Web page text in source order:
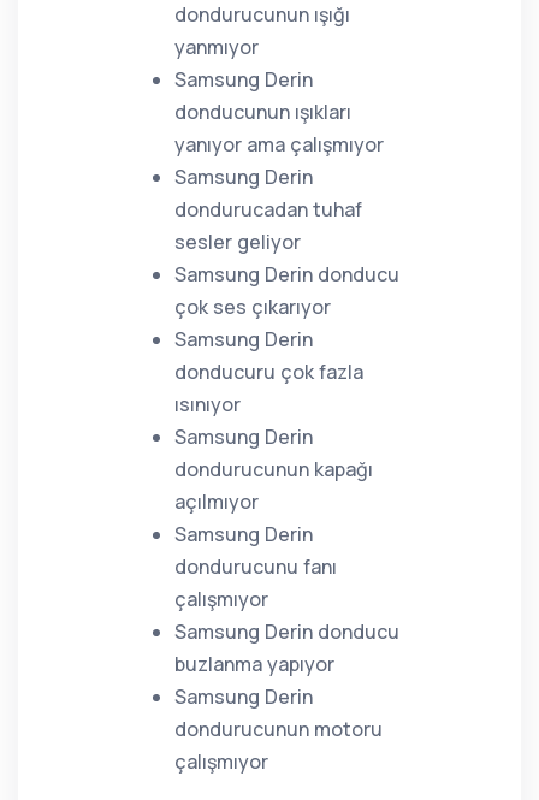
dondurucunun ışığı
yanmıyor
Samsung Derin
donducunun ışıkları
yanıyor ama çalışmıyor
Samsung Derin
dondurucadan tuhaf
sesler geliyor
Samsung Derin donducu
çok ses çıkarıyor
Samsung Derin
donducuru çok fazla
ısınıyor
Samsung Derin
dondurucunun kapağı
açılmıyor
Samsung Derin
dondurucunu fanı
çalışmıyor
Samsung Derin donducu
buzlanma yapıyor
Samsung Derin
dondurucunun motoru
çalışmıyor